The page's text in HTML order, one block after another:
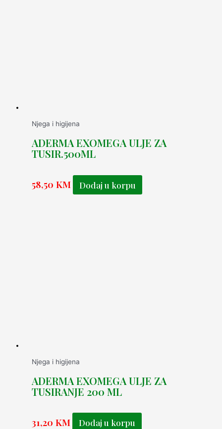
Njega i higijena
ADERMA EXOMEGA ULJE ZA
TUSIR.500ML
58,50KM Dodaj u korpu
Njega i higijena
ADERMA EXOMEGA ULJE ZA
TUSIRANJE 200 ML
31,20KM Dodaj u korpu